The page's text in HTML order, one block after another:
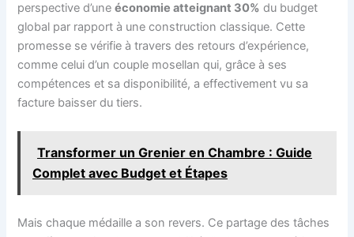
perspective d’uneéconomie atteignant 30% du budget
global par rapport à une construction classique. Cette
promesse se vérifie à travers des retours d’expérience,
comme celui d’un couple mosellan qui, grâce à ses
compétences et sa disponibilité, a effectivement vu sa
facture baisser du tiers.
Transformer un Grenier en Chambre : Guide
Complet avec Budget et Étapes
Mais chaque médaille a son revers. Ce partage des tâches